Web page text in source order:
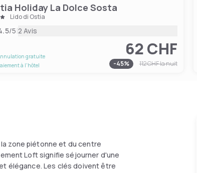
Holiday La Dolce Sosta
Lido di Ostia
/5|2 Avis
gratuite
à l'hôtel
62 CHF
-45% 112 CHFla nuit
zone piétonne et du centre
Loft signifie séjourner d'une
élégance. Les clés doivent être